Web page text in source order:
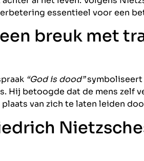
essentieel voor een
breuk met
“God is dood”symboliseert
Hij betoogde dat de mens zelf
van zich te laten leiden